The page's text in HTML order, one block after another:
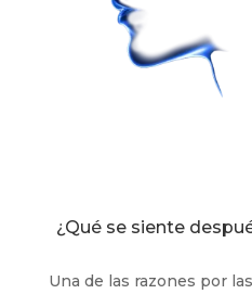
¿Qué se siente
Una de las razones por